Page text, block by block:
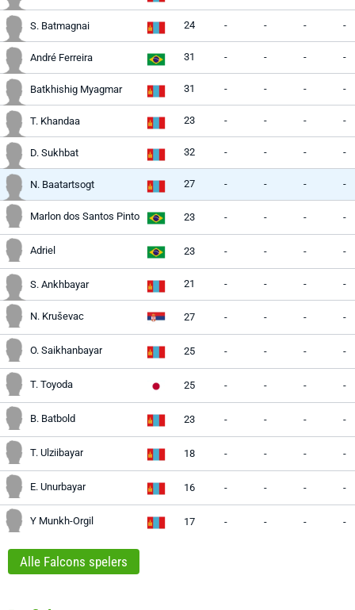
S. Batmagnai 24 - - - -
André Ferreira 31 - - - -
Batkhishig Myagmar 31 - - - -
T. Khandaa 23 - - - -
D. Sukhbat 32 - - - -
N. Baatartsogt 27 - - - -
Marlon dos Santos Pinto 23 - - - -
Adriel 23 - - - -
S. Ankhbayar 21 - - - -
N. Kruševac 27 - - - -
O. Saikhanbayar 25 - - - -
T. Toyoda 25 - - - -
B. Batbold 23 - - - -
T. Ulziibayar 18 - - - -
E. Unurbayar 16 - - - -
Y Munkh-Orgil 17 - - - -
Alle Falcons spelers